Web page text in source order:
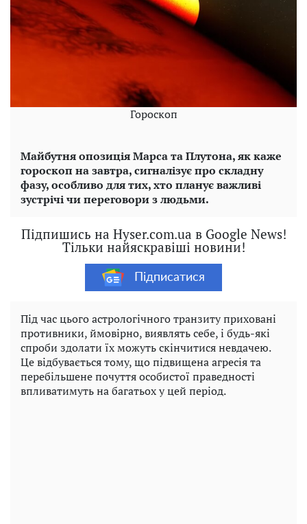
Гороскоп
Майбутня опозиція Марса та Плутона, як каже
гороскоп на завтра, сигналізує про складну
фазу, особливо для тих, хто планує важливі
зустрічі чи переговори з людьми.
Підпишись на Hyser.com.ua в Google News!
Тільки найяскравіші новини!
Підписатися
Під час цього астрологічного транзиту приховані
противники, ймовірно, виявлять себе, і будь-які
спроби здолати їх можуть скінчитися невдачею.
Це відбувається тому, що підвищена агресія та
перебільшене почуття особистої праведності
впливатимуть на багатьох у цей період.